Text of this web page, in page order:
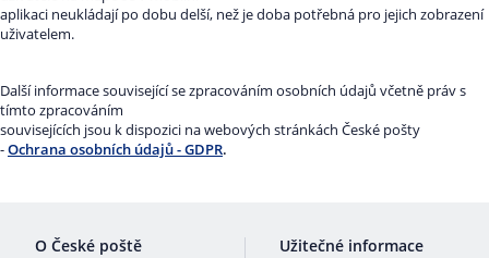
aplikaci neukládají po dobu delší, než je doba potřebná pro jejich zobrazení
uživatelem.
Další informace související se zpracováním osobních údajů včetně práv s
tímto zpracováním
souvisejících jsou k dispozici na webových stránkách České pošty
-Ochrana osobních údajů - GDPR.
O České poště Užitečné informace